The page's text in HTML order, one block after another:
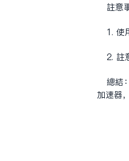
注意
1. 使
2. 注
总结
加速器